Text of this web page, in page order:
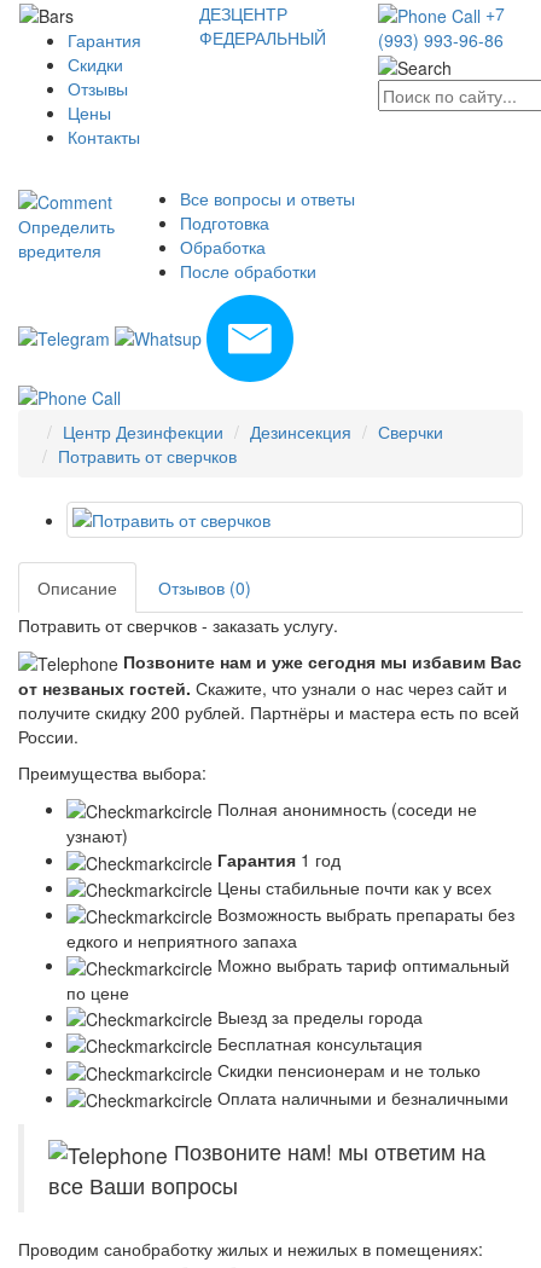
Гарантия
Скидки
Отзывы
Цены
Контакты
ДЕЗЦЕНТР
ФЕДЕРАЛЬНЫЙ
+7
(993) 993-96-86
Определить
вредителя
Все вопросы и ответы
Подготовка
Обработка
После обработки
Центр Дезинфекции Дезинсекция
Сверчки
Потравить от сверчков
Описание
Отзывов (0)
Потравить от сверчков - заказать услугу.
Позвоните нам и уже сегодня мы избавим Вас
от незваных гостей. Скажите, что узнали о нас через сайт и
получите скидку 200 рублей. Партнёры и мастера есть по всей
России.
Преимущества выбора:
Полная анонимность (соседи не
узнают)
Гарантия 1 год
Цены стабильные почти как у всех
Возможность выбрать препараты без
едкого и неприятного запаха
Можно выбрать тариф оптимальный
по цене
Выезд за пределы города
Бесплатная консультация
Скидки пенсионерам и не только
Оплата наличными и безналичными
Позвоните нам! мы ответим на
все Ваши вопросы
Проводим санобработку жилых и нежилых в помещениях: